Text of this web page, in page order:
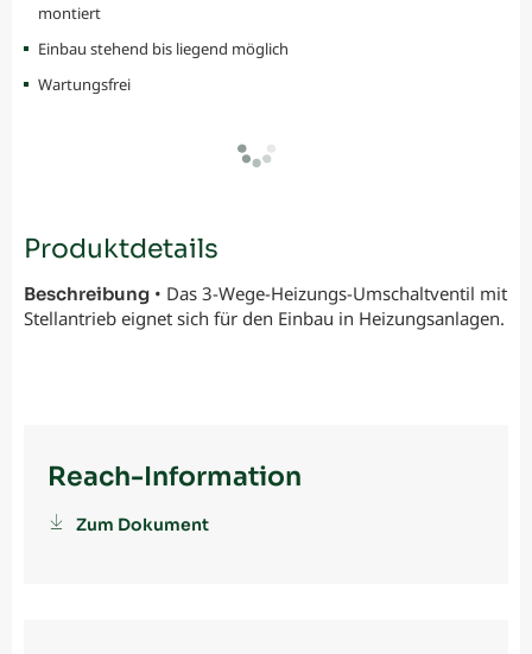
montiert
Einbau stehend bis liegend möglich
Wartungsfrei
Produktdetails
Beschreibung • Das 3-Wege-Heizungs-Umschaltventil mit
Stellantrieb eignet sich für den Einbau in Heizungsanlagen.
Reach-Information
Zum Dokument